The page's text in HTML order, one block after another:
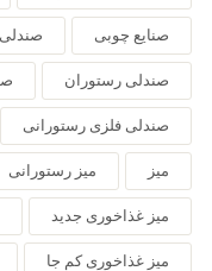
صنایع چوبی صندلی
صندلی رستوران
صندلی فلزی رستورانی
میز میز رستورانی
میز غذاخوری جدید
میز غذاخوری کم جا